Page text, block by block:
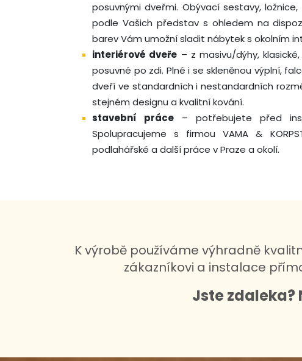
posuvnými dveřmi. Obývací sestavy,
podle Vašich představ s ohledem na
barev Vám umožní sladit nábytek s okolním
interiérové dveře – z masivu/dýhy,
posuvné po zdi. Plné i se skleněnou výplní,
dveří ve standardních i nestandardních
stejném designu a kvalitní kování.
stavební práce – potřebujete před
Spolupracujeme s firmou VAMA &
podlahářské a další práce v Praze a okolí.
K výrobě používáme výhradně
zákazníkovi a instalace
Jste zdaleka?